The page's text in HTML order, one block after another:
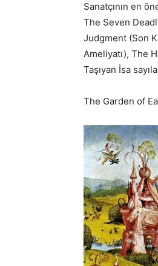
Sanatçının en
The Seven
Judgment (Son
Ameliyatı), The
Taşıyan İsa
The Garden of